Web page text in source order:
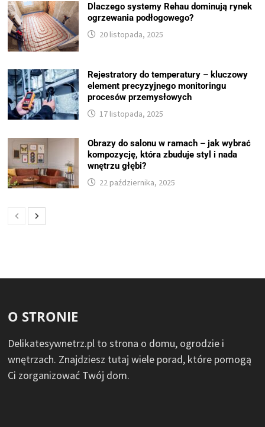
Dlaczego systemy Rehau dominują rynek
ogrzewania podłogowego?
20 listopada, 2025
Rejestratory do temperatury – kluczowy
element precyzyjnego monitoringu
procesów przemysłowych
17 listopada, 2025
Obrazy do salonu w ramach – jak wybrać
kompozycję, która zbuduje styl i nada
wnętrzu głębi?
22 października, 2025
O STRONIE
Delikatesywnetrz.pl to strona o domu, ogrodzie i
wnętrzach. Znajdziesz tutaj wiele porad, które pomogą
Ci zorganizować Twój dom.